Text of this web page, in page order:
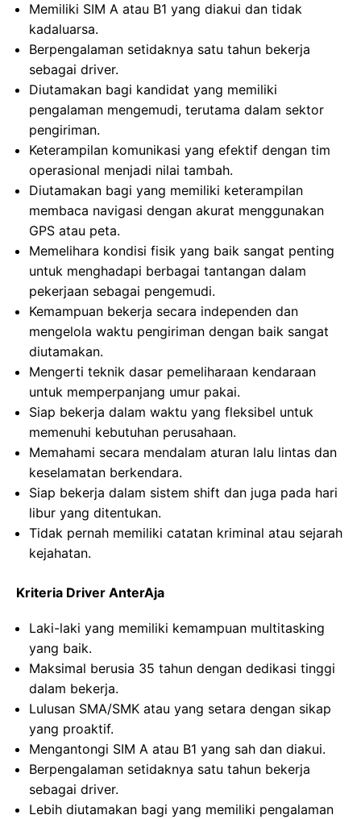
Memiliki SIM A atau B1 yang diakui dan tidak
kadaluarsa.
Berpengalaman setidaknya satu tahun bekerja
sebagai driver.
Diutamakan bagi kandidat yang memiliki
pengalaman mengemudi, terutama dalam sektor
pengiriman.
Keterampilan komunikasi yang efektif dengan tim
operasional menjadi nilai tambah.
Diutamakan bagi yang memiliki keterampilan
membaca navigasi dengan akurat menggunakan
GPS atau peta.
Memelihara kondisi fisik yang baik sangat penting
untuk menghadapi berbagai tantangan dalam
pekerjaan sebagai pengemudi.
Kemampuan bekerja secara independen dan
mengelola waktu pengiriman dengan baik sangat
diutamakan.
Mengerti teknik dasar pemeliharaan kendaraan
untuk memperpanjang umur pakai.
Siap bekerja dalam waktu yang fleksibel untuk
memenuhi kebutuhan perusahaan.
Memahami secara mendalam aturan lalu lintas dan
keselamatan berkendara.
Siap bekerja dalam sistem shift dan juga pada hari
libur yang ditentukan.
Tidak pernah memiliki catatan kriminal atau sejarah
kejahatan.
Kriteria Driver AnterAja
Laki-laki yang memiliki kemampuan multitasking
yang baik.
Maksimal berusia 35 tahun dengan dedikasi tinggi
dalam bekerja.
Lulusan SMA/SMK atau yang setara dengan sikap
yang proaktif.
Mengantongi SIM A atau B1 yang sah dan diakui.
Berpengalaman setidaknya satu tahun bekerja
sebagai driver.
Lebih diutamakan bagi yang memiliki pengalaman